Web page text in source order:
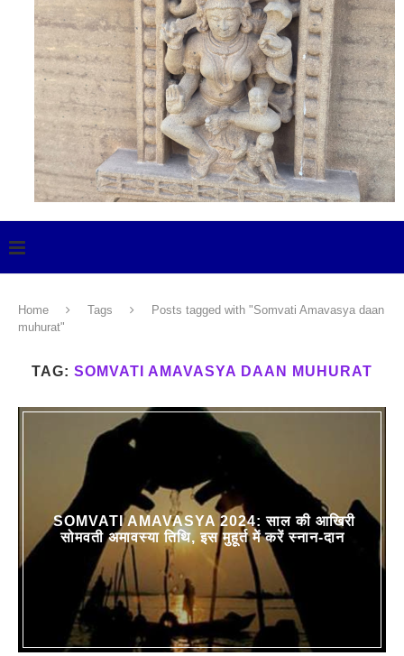
Home Tags
Posts tagged with "Somvati Amavasya daan
muhurat"
TAG: SOMVATI AMAVASYA DAAN MUHURAT
SOMVATI AMAVASYA 2024: साल की आखिरी
सोमवती अमावस्या तिथि, इस मुहूर्त में करें स्नान-दान